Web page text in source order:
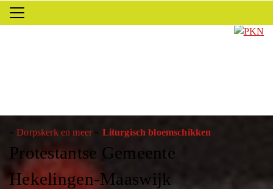
»Dorpskerk en meer» Liturgisch bloemschikken
Protestantse Gemeente
Hekelingen-Maaswijk